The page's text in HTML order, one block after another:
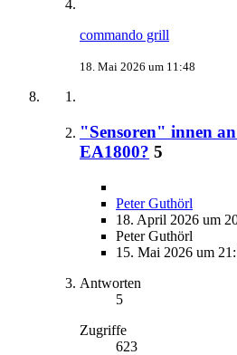
commando grill
18. Mai 2026 um 11:48
"Sensoren" innen
EA1800? 5
Peter Guthörl
18. April 2026 um
Peter Guthörl
15. Mai 2026 um
Antworten
5
Zugriffe
623